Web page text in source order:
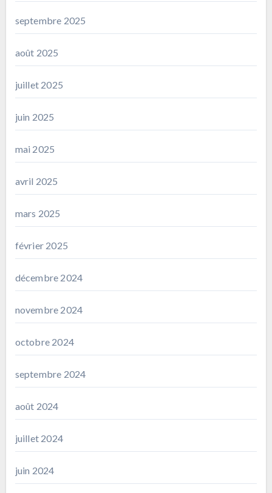
septembre 2025
août 2025
juillet 2025
juin 2025
mai 2025
avril 2025
mars 2025
février 2025
décembre 2024
novembre 2024
octobre 2024
septembre 2024
août 2024
juillet 2024
juin 2024